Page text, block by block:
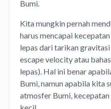
Bumi.
Kita mungkin pernah
harus mencapai
lepas dari tarikan
escape velocity atau
lepas). Hal ini benar
Bumi, namun apabila kita
atmosfer Bumi,